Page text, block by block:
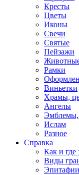
Кресты
Цветы
Иконы
Свечи
Святые
Пейзажи
Рамки
Виньетки
Храмы,
Ангелы
Ислам
Разное
Справка
Как и где
Виды